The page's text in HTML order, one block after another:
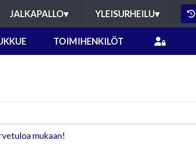
JALKAPALLO▾ YLEISURHEILU▾
TOIMIHENKILÖT
mukaan!